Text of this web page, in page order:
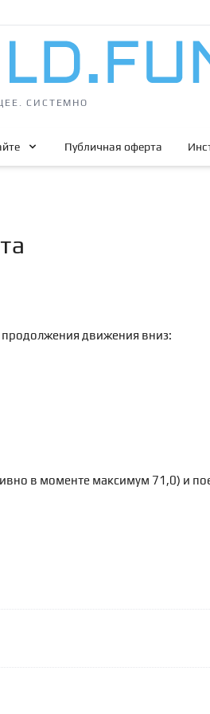
СИСТЕМНО
Публичная оферта
продолжения движения вниз:
в моменте максимум 71,0) и